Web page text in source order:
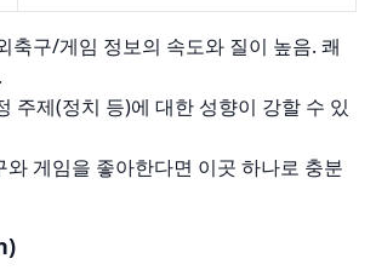
축구/게임 정보의 속도와 질이 높음. 쾌
주제(정치 등)에 대한 성향이 강할 수 있
와 게임을 좋아한다면 이곳 하나로 충분